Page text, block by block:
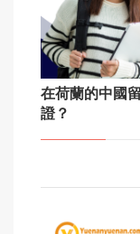
在荷蘭的中國
證？